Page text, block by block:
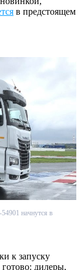
в предстоящем
начнутся в
к запуску
дилеры,